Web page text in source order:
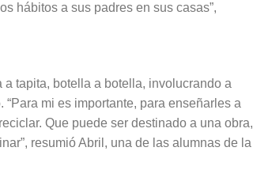
hábitos a sus padres en sus casas”,
tapita, botella a botella, involucrando a
mi es importante, para enseñarles a
Que puede ser destinado a una obra,
resumió Abril, una de las alumnas de la